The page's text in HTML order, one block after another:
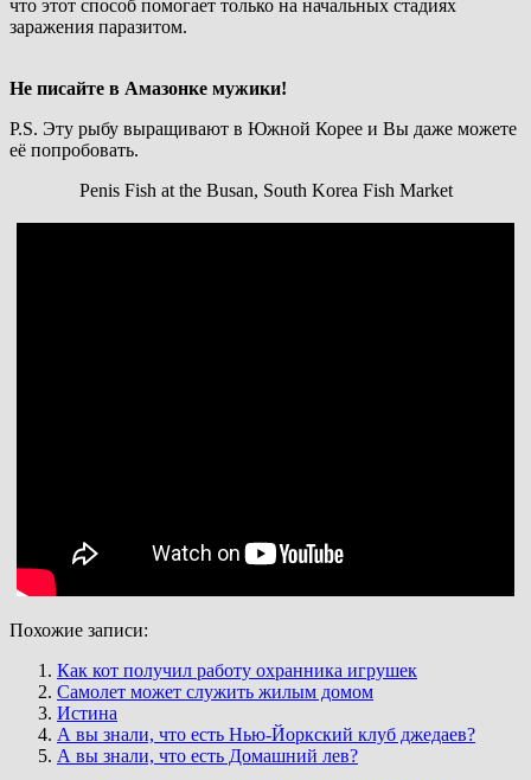
что этот способ помогает только на начальных стадиях
заражения паразитом.
Не писайте в Амазонке мужики!
P.S. Эту рыбу выращивают в Южной Корее и Вы даже можете
её попробовать.
Penis Fish at the Busan, South Korea Fish Market
Похожие записи:
Как кот получил работу охранника игрушек
Самолет может служить жилым домом
Истина
А вы знали, что есть Нью-Йоркский клуб джедаев?
А вы знали, что есть Домашний лев?